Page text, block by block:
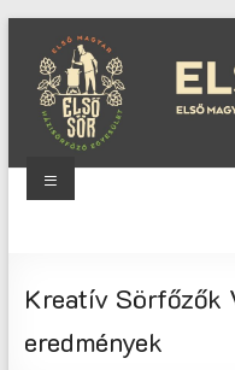
content
Magyar
Egyesület
Menu
Kreatív Sörfőzők
eredmények